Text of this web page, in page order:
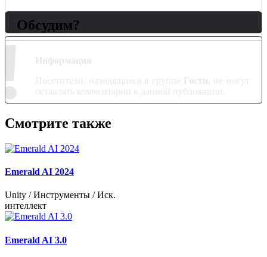
Обсудим?
!
Информация
Посетители, находящиеся в группе Гости , не могут
оставлять комментарии к данной публикации.
Смотрите также
Emerald AI 2024
Unity / Инструменты / Иск.
интеллект
Emerald AI 3.0